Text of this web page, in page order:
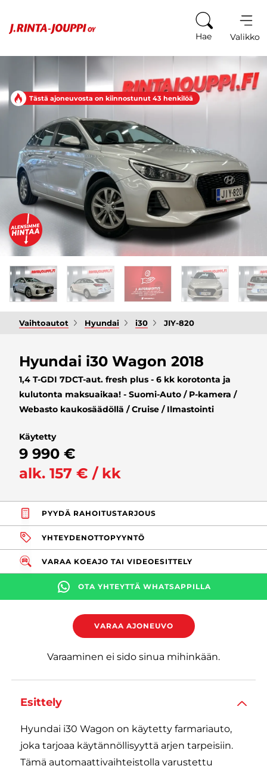
Hae Valikko
Tästä ajoneuvosta on kiinnostunut 43 henkilöä
Vaihtoautot Hyundai i30 JIY-820
Hyundai i30 Wagon 2018
1,4 T-GDI 7DCT-aut. fresh plus - 6 kk korotonta ja
kulutonta maksuaikaa! - Suomi-Auto / P-kamera /
Webasto kaukosäädöllä / Cruise / Ilmastointi
Käytetty
9 990 €
alk. 157 € / kk
PYYDÄ RAHOITUSTARJOUS
YHTEYDENOTTOPYYNTÖ
VARAA KOEAJO TAI VIDEOESITTELY
OTA YHTEYTTÄ WHATSAPPILLA
VARAA AJONEUVO
Varaaminen ei sido sinua mihinkään.
Esittely
Hyundai i30 Wagon on käytetty farmariauto,
joka tarjoaa käytännöllisyyttä arjen tarpeisiin.
Tämä automaattivaihteistolla varustettu